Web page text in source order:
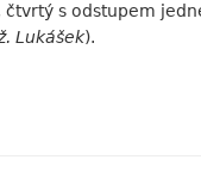
čtvrtý s odstupem
Lukášek).